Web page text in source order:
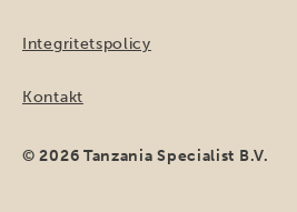
Integritetspolicy
Kontakt
© 2026 Tanzania Specialist B.V.